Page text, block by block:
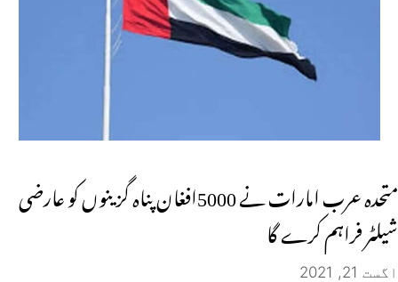
متحدہ عرب امارات نے 5000افغان پناہ گزینوں کو عارضی
شیلٹر فراہم کرے گا
اگست 21, 2021